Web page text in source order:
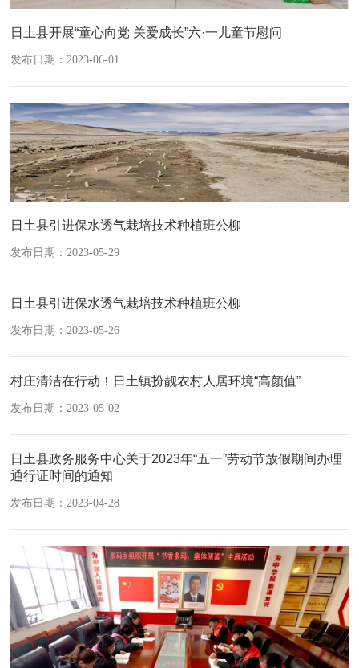
日土县开展“童心向党 关爱成长”六·一儿童节慰问
发布日期：2023-06-01
日土县引进保水透气栽培技术种植班公柳
发布日期：2023-05-29
日土县引进保水透气栽培技术种植班公柳
发布日期：2023-05-26
村庄清洁在行动！日土镇扮靓农村人居环境“高颜值”
发布日期：2023-05-02
日土县政务服务中心关于2023年“五一”劳动节放假期间办理
通行证时间的通知
发布日期：2023-04-28